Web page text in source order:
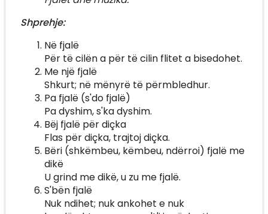
Shprehje:
Në fjalë
Për të cilën a për të cilin flitet a bisedohet.
Me një fjalë
Shkurt; në mënyrë të përmbledhur.
Pa fjalë (s'do fjalë)
Pa dyshim, s'ka dyshim.
Bëj fjalë për diçka
Flas për diçka, trajtoj diçka.
Bëri (shkëmbeu, këmbeu, ndërroi) fjalë me
dikë
U grind me dikë, u zu me fjalë.
S'bën fjalë
Nuk ndihet; nuk ankohet e nuk